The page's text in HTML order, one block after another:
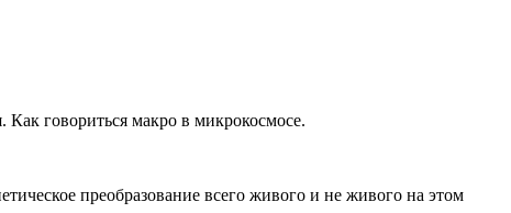
Как говориться макро в микрокосмосе.
преобразование всего живого и не живого на этом